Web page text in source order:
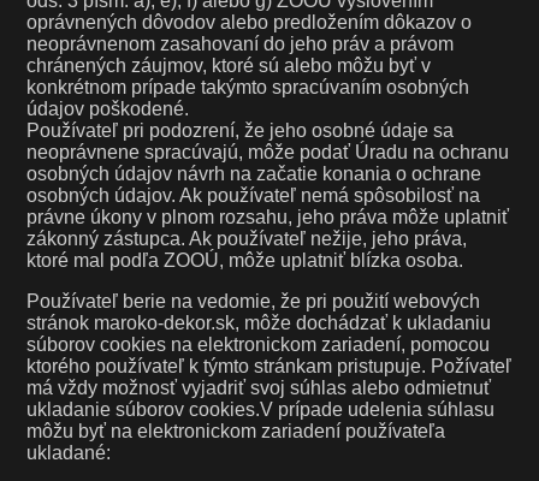
oprávnených dôvodov alebo predložením dôkazov o
neoprávnenom zasahovaní do jeho práv a právom
chránených záujmov, ktoré sú alebo môžu byť v
konkrétnom prípade takýmto spracúvaním osobných
údajov poškodené.
Používateľ pri podozrení, že jeho osobné údaje sa
neoprávnene spracúvajú, môže podať Úradu na ochranu
osobných údajov návrh na začatie konania o ochrane
osobných údajov. Ak používateľ nemá spôsobilosť na
právne úkony v plnom rozsahu, jeho práva môže uplatniť
zákonný zástupca. Ak používateľ nežije, jeho práva,
ktoré mal podľa ZOOÚ, môže uplatniť blízka osoba.
Používateľ berie na vedomie, že pri použití webových
stránok maroko-dekor.sk, môže dochádzať k ukladaniu
súborov cookies na elektronickom zariadení, pomocou
ktorého používateľ k týmto stránkam pristupuje. Požívateľ
má vždy možnosť vyjadriť svoj súhlas alebo odmietnuť
ukladanie súborov cookies.V prípade udelenia súhlasu
môžu byť na elektronickom zariadení používateľa
ukladané: